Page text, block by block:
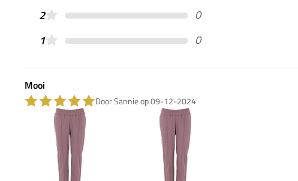
2
0
1
0
Mooi
Door Sannie op 09-12-2024